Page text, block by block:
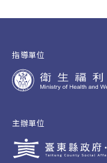
指導單位
主辦單位